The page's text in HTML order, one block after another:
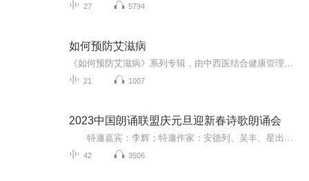
27 5794
如何预防艾滋病
21 1007
2023中国朗诵联盟庆元旦迎新春诗歌朗诵会
42 3506